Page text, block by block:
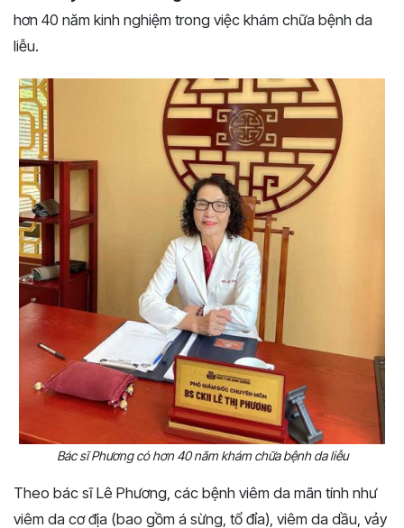
hơn 40 năm kinh nghiệm trong việc khám chữa bệnh da
liễu.
Bác sĩ Phương có hơn 40 năm khám chữa bệnh da liễu
Theo bác sĩ Lê Phương, các bệnh viêm da mãn tính như
viêm da cơ địa (bao gồm á sừng, tổ đỉa), viêm da dầu, vảy